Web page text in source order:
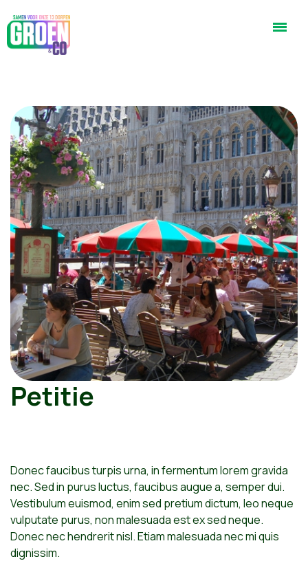
Petitie
Donec faucibus turpis urna, in fermentum lorem gravida
nec. Sed in purus luctus, faucibus augue a, semper dui.
Vestibulum euismod, enim sed pretium dictum, leo neque
vulputate purus, non malesuada est ex sed neque.
Donec nec hendrerit nisl. Etiam malesuada nec mi quis
dignissim.